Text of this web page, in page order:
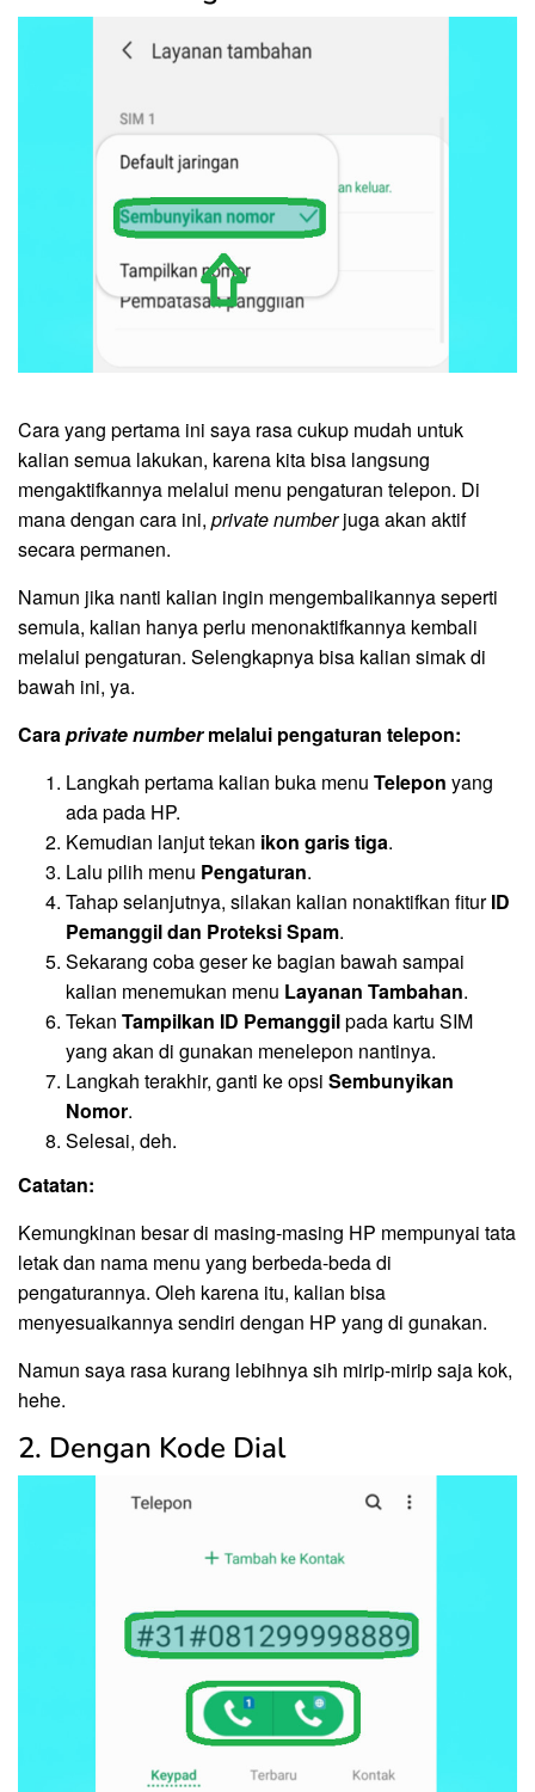
Cara yang pertama ini saya rasa cukup mudah untuk
kalian semua lakukan, karena kita bisa langsung
mengaktifkannya melalui menu pengaturan telepon. Di
mana dengan cara ini, private numberjuga akan aktif
secara permanen.
Namun jika nanti kalian ingin mengembalikannya seperti
semula, kalian hanya perlu menonaktifkannya kembali
melalui pengaturan. Selengkapnya bisa kalian simak di
bawah ini, ya.
Caraprivate numbermelalui pengaturan telepon:
Langkah pertama kalian buka menu Telepon yang
ada pada HP.
Kemudian lanjut tekan ikon garis tiga.
Lalu pilih menu Pengaturan.
Tahap selanjutnya, silakan kalian nonaktifkan fiturID
Pemanggil dan Proteksi Spam.
Sekarang coba geser ke bagian bawah sampai
kalian menemukan menu Layanan Tambahan.
Tekan Tampilkan ID Pemanggilpada kartu SIM
yang akan di gunakan menelepon nantinya.
Langkah terakhir, ganti ke opsi Sembunyikan
Nomor.
Selesai, deh.
Catatan:
Kemungkinan besar di masing-masing HP mempunyai tata
letak dan nama menu yang berbeda-beda di
pengaturannya. Oleh karena itu, kalian bisa
menyesuaikannya sendiri dengan HP yang di gunakan.
Namun saya rasa kurang lebihnya sih mirip-mirip saja kok,
hehe.
2. Dengan Kode Dial